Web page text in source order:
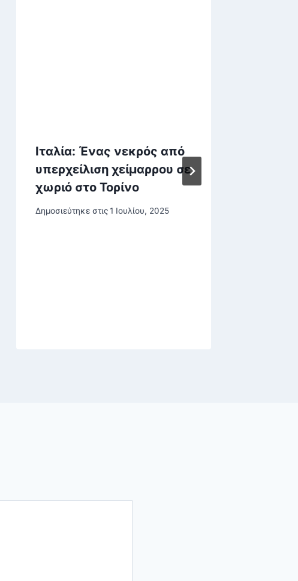
Ιταλία: Ένας νεκρός από
υπερχείλιση χείμαρρου σε
χωριό στο Τορίνο
Δημοσιεύτηκε στις 1 Ιουλίου, 2025